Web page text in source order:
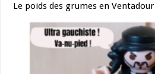
Le poids des grumes en Ventadour